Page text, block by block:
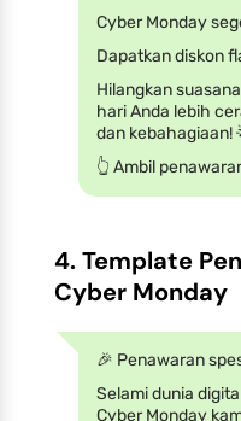
Cyber Monday
Dapatkan diskon
Hilangkan
hari Anda lebih
dan kebahagiaan!
👆 Ambil
4. Template
Cyber Monday
🎉 Penawaran
Selami dunia
Cyber Monday